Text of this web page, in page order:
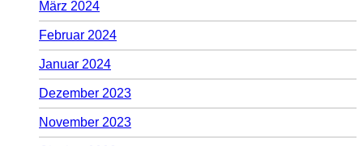
März 2024
Februar 2024
Januar 2024
Dezember 2023
November 2023